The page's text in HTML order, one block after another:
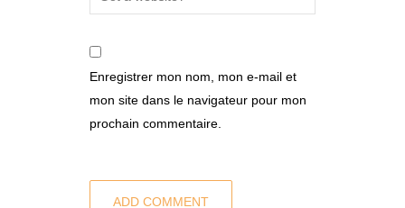
Enregistrer mon nom, mon e-mail et
mon site dans le navigateur pour mon
prochain commentaire.